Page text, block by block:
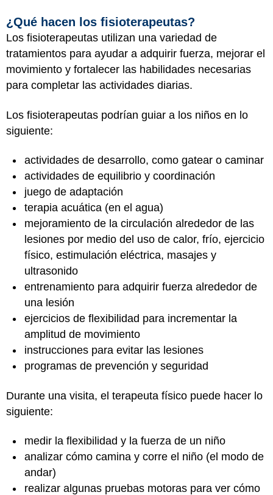
¿Qué hacen los fisioterapeutas?
Los fisioterapeutas utilizan una variedad de
tratamientos para ayudar a adquirir fuerza, mejorar el
movimiento y fortalecer las habilidades necesarias
para completar las actividades diarias.
Los fisioterapeutas podrían guiar a los niños en lo
siguiente:
actividades de desarrollo, como gatear o caminar
actividades de equilibrio y coordinación
juego de adaptación
terapia acuática (en el agua)
mejoramiento de la circulación alrededor de las
lesiones por medio del uso de calor, frío, ejercicio
físico, estimulación eléctrica, masajes y
ultrasonido
entrenamiento para adquirir fuerza alrededor de
una lesión
ejercicios de flexibilidad para incrementar la
amplitud de movimiento
instrucciones para evitar las lesiones
programas de prevención y seguridad
Durante una visita, el terapeuta físico puede hacer lo
siguiente:
medir la flexibilidad y la fuerza de un niño
analizar cómo camina y corre el niño (el modo de
andar)
realizar algunas pruebas motoras para ver cómo